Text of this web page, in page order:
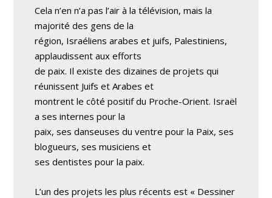
Cela n’en n’a pas l’air à la télévision, mais la
majorité des gens de la
région, Israéliens arabes et juifs, Palestiniens,
applaudissent aux efforts
de paix. Il existe des dizaines de projets qui
réunissent Juifs et Arabes et
montrent le côté positif du Proche-Orient. Israël
a ses internes pour la
paix, ses danseuses du ventre pour la Paix, ses
blogueurs, ses musiciens et
ses dentistes pour la paix.
L’un des projets les plus récents est « Dessiner